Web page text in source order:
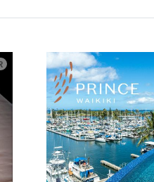
広告